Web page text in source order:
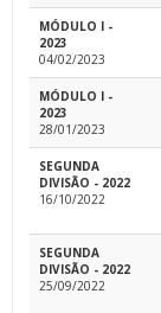
MÓDULO I -
2023
04/02/2023
MÓDULO I -
2023
28/01/2023
SEGUNDA
DIVISÃO - 2022
16/10/2022
SEGUNDA
DIVISÃO - 2022
25/09/2022